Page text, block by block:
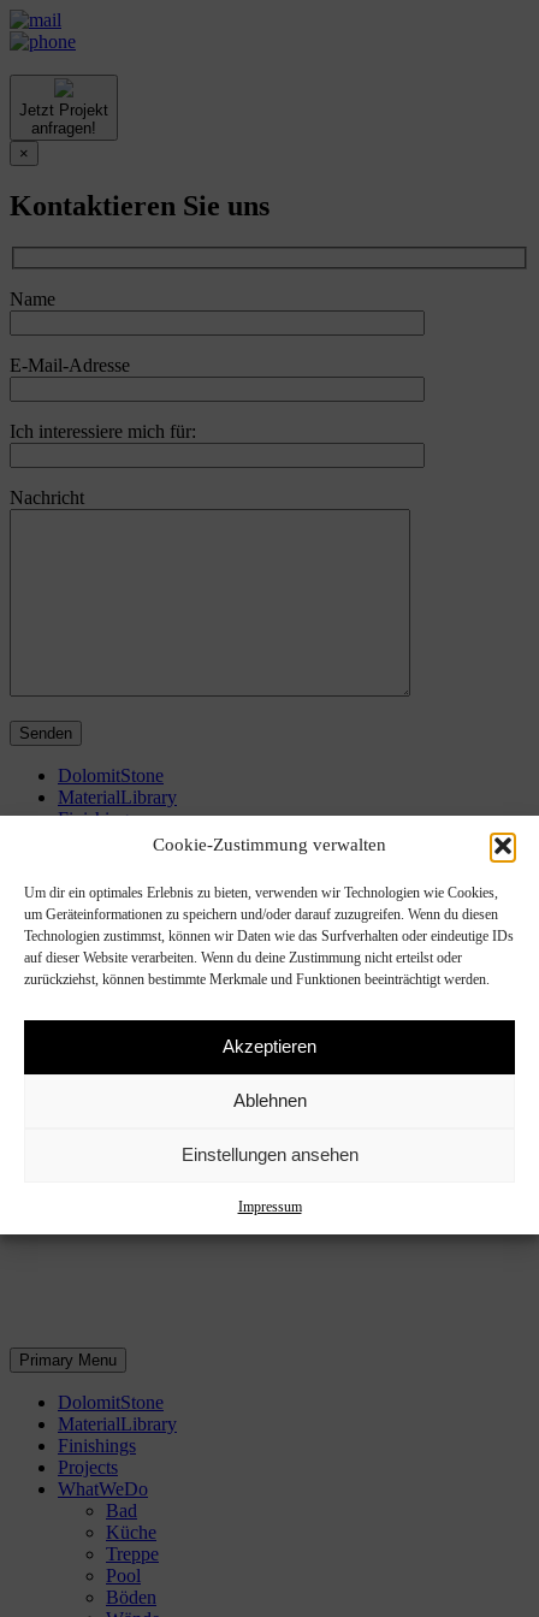
Cookie-Zustimmung verwalten
Um dir ein optimales Erlebnis zu bieten, verwenden wir Technologien wie Cookies,
um Geräteinformationen zu speichern und/oder darauf zuzugreifen. Wenn du diesen
Technologien zustimmst, können wir Daten wie das Surfverhalten oder eindeutige IDs
auf dieser Website verarbeiten. Wenn du deine Zustimmung nicht erteilst oder
zurückziehst, können bestimmte Merkmale und Funktionen beeinträchtigt werden.
Akzeptieren
Ablehnen
Einstellungen ansehen
Impressum
Jetzt Projekt
anfragen!
×
Kontaktieren Sie uns
Name
E-Mail-Adresse
Ich interessiere mich für:
Nachricht
DolomitStone
MaterialLibrary
Finishings
Bad
Küche
Treppe
Pool
Böden
Sonderanfertigungen
About
Primary Menu
DolomitStone
MaterialLibrary
Finishings
Projects
WhatWeDo
Bad
Küche
Treppe
Pool
Böden